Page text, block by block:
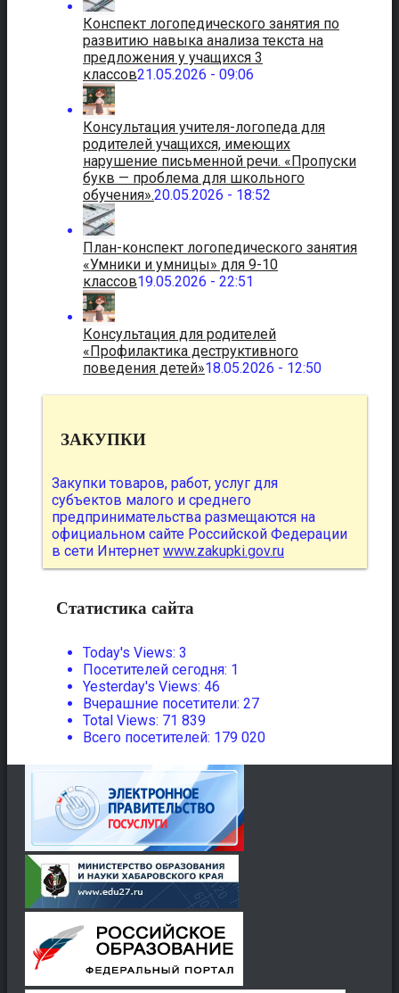
Конспект логопедического занятия по
развитию навыка анализа текста на
предложения у учащихся 3
классов21.05.2026 - 09:06
Консультация учителя-логопеда для
родителей учащихся, имеющих
нарушение письменной речи. «Пропуски
букв — проблема для школьного
обучения».20.05.2026 - 18:52
План-конспект логопедического занятия
«Умники и умницы» для 9-10
классов19.05.2026 - 22:51
Консультация для родителей
«Профилактика деструктивного
поведения детей»18.05.2026 - 12:50
ЗАКУПКИ
Закупки товаров, работ, услуг для
субъектов малого и среднего
предпринимательства размещаются на
официальном сайте Российской Федерации
в сети Интернет www.zakupki.gov.ru
Статистика сайта
Today's Views: 3
Посетителей сегодня: 1
Yesterday's Views: 46
Вчерашние посетители: 27
Total Views: 71 839
Всего посетителей: 179 020